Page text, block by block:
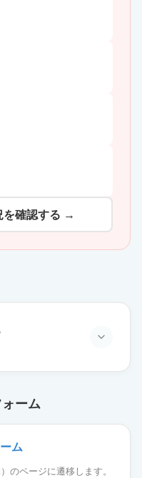
を確認する →
ーム
ム
のページに遷移します。